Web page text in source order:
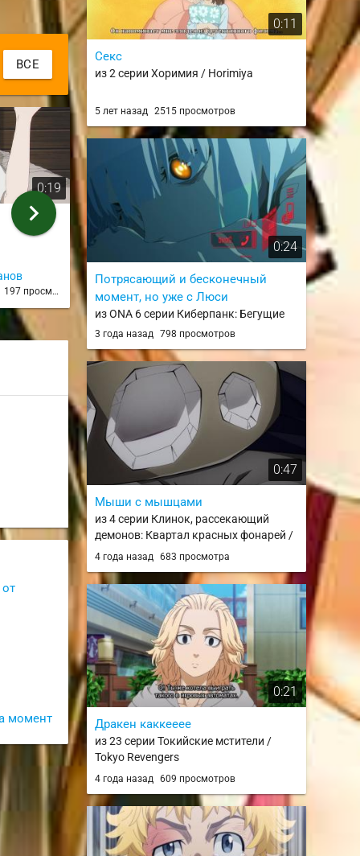
ВСЕ
0:19
197 просмотров
2:13
(спойлер) ratioed + kys (en
sub)
Kotique
188 просмотров
Фрирен vs
из 21 серии
Mordred
chevron_right
момент
0:11
Секс
из 2 серии Хоримия / Horimiya
5 лет назад 2515 просмотров
0:24
Потрясающий и бесконечный
момент, но уже с Люси
из ONA 6 серии Киберпанк: Бегущие
по краю / Cyberpunk: Edgerunners
3 года назад 798 просмотров
0:47
Мыши с мышцами
из 4 серии Клинок, рассекающий
демонов: Квартал красных фонарей /
Kimetsu no Yaiba: Yuukaku-hen
4 года назад 683 просмотра
0:21
Дракен каккееее
из 23 серии Токийские мстители /
Tokyo Revengers
4 года назад 609 просмотров